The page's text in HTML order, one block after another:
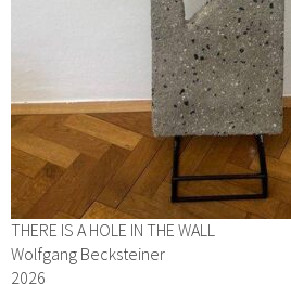
THERE IS A HOLE IN THE WALL
Wolfgang Becksteiner
2026